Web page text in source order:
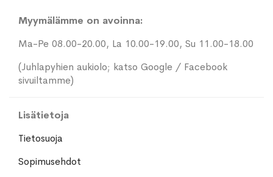
Myymälämme on avoinna:
Ma-Pe 08.00-20.00, La 10.00-19.00, Su 11.00-18.00
(Juhlapyhien aukiolo; katso Google / Facebook
sivuiltamme)
Lisätietoja
Tietosuoja
Sopimusehdot